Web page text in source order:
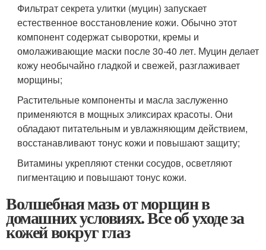
Фильтрат секрета улитки (муцин) запускает
естественное восстановление кожи. Обычно этот
компонент содержат сыворотки, кремы и
омолаживающие маски после 30-40 лет. Муцин делает
кожу необычайно гладкой и свежей, разглаживает
морщины;
Растительные компоненты и масла заслуженно
применяются в мощных эликсирах красоты. Они
обладают питательным и увлажняющим действием,
восстанавливают тонус кожи и повышают защиту;
Витамины укрепляют стенки сосудов, осветляют
пигментацию и повышают тонус кожи.
Волшебная мазь от морщин в
домашних условиях. Все об уходе за
кожей вокруг глаз